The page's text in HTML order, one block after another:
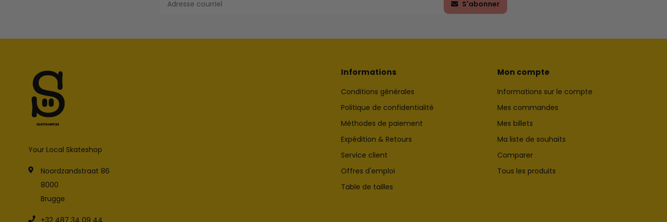
S'abonner
Your Local Skateshop
Noordzandstraat 86
8000
Brugge
+32 487 34 09 44
Informations
Conditions générales
Politique de confidentialité
Méthodes de paiement
Expédition & Retours
Service client
Offres d'emploi
Table de tailles
Mon compte
Informations sur le compte
Mes commandes
Mes billets
Ma liste de souhaits
Comparer
Tous les produits